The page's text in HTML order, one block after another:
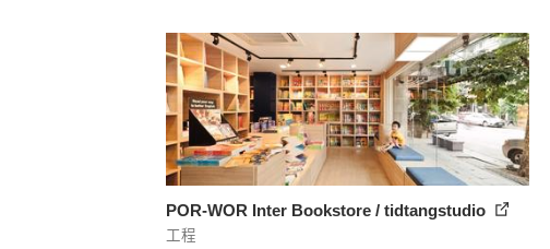
POR-WOR Inter Bookstore / tidtangstudio
工程